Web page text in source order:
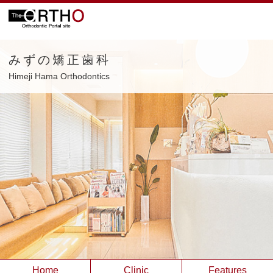
みずの矯正歯科
Himeji Hama Orthodontics
Home Clinic Features